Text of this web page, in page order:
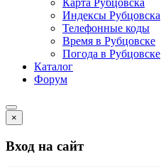
Карта Рубцовска
Индексы Рубцовска
Телефонные коды
Время в Рубцовске
Погода в Рубцовске
Каталог
Форум
×
Вход на сайт